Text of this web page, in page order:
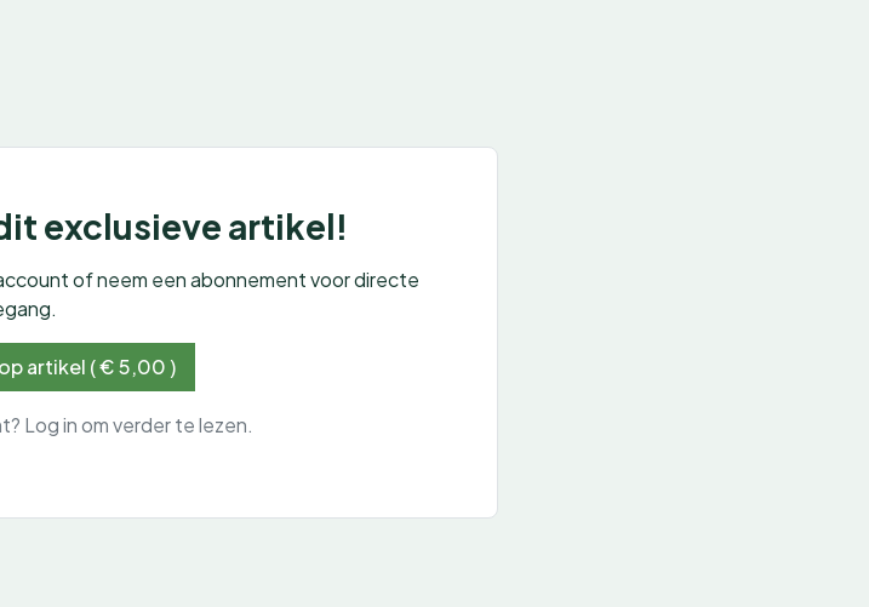
exclusieve artikel!
of neem een abonnement voor directe
artikel ( € 5,00 )
Log in om verder te lezen.